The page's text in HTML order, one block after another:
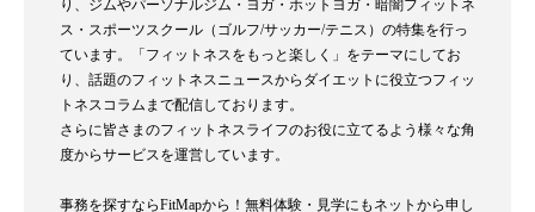
り、ジムやパーソナルジム・ヨガ・ホットヨガ・暗闇フィットネ
ス・スポーツスクール（ゴルフ/サッカー/テニス）の特集を行っ
ています。「フィットネスをもっと楽しく」をテーマにしてお
り、話題のフィットネスニュースからダイエットに役立つフィッ
トネスコラムまで配信しております。
さらに皆さまのフィットネスライフのお役に立てるよう様々な角
度からサービスを運営しています。
事務を探すならFitMapから！無料体験・見学にもネットから申し